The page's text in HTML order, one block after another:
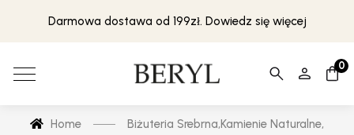
Darmowa dostawa od 199zł. Dowiedz się więcej
0
Home Biżuteria Srebrna,Kamienie Naturalne,